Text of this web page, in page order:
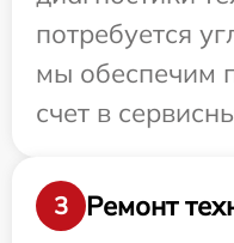
потребуется
мы обеспечим
счет в
3
Ремонт